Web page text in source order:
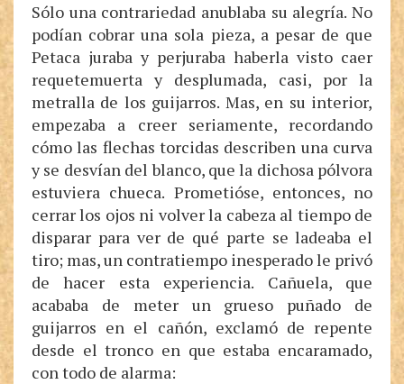
Sólo una contrariedad anublaba su alegría. No
podían cobrar una sola pieza, a pesar de que
Petaca juraba y perjuraba haberla visto caer
requetemuerta y desplumada, casi, por la
metralla de los guijarros. Mas, en su interior,
empezaba a creer seriamente, recordando
cómo las flechas torcidas describen una curva
y se desvían del blanco, que la dichosa pólvora
estuviera chueca. Prometióse, entonces, no
cerrar los ojos ni volver la cabeza al tiempo de
disparar para ver de qué parte se ladeaba el
tiro; mas, un contratiempo inesperado le privó
de hacer esta experiencia. Cañuela, que
acababa de meter un grueso puñado de
guijarros en el cañón, exclamó de repente
desde el tronco en que estaba encaramado,
con todo de alarma: